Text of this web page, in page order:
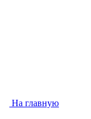
На главную